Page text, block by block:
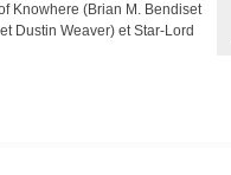
Knowhere (Brian M. Bendiset
Dustin Weaver) et Star-Lord